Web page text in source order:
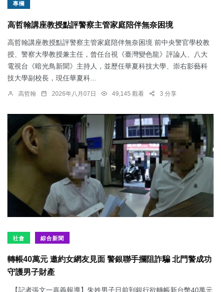
專欄
高哲翰講座教授點評警察主管家庭陪伴無奈困境
高哲翰講座教授點評警察主管家庭陪伴無奈困境 前中央警官學校教
授、警察大學教授兼主任，曾任台視《臺灣變色龍》評論人、八大
電視台《暗光鳥新聞》主持人，並歷任華夏科技大學、崇右影藝科
技大學副校長，現任華夏科...
高哲翰 2026年八月07日 49,145 觀看 3 分享
社會 綜合新聞
轉帳40萬元 邀約女網友見面 警銀聯手攔阻詐騙 北門警成功
守護男子財產
【記者張文一嘉義報導】朱姓男子日前到銀行欲轉帳新台幣40萬元